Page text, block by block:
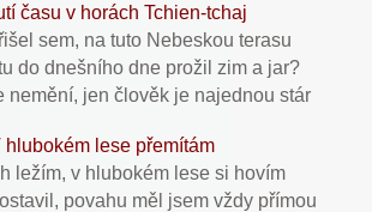
času v horách Tchien-tchaj
sem, na tuto Nebeskou terasu
do dnešního dne prožil zim a jar?
nemění, jen člověk je najednou stár
hlubokém lese přemítám
ležím, v hlubokém lese si hovím
povahu měl jsem vždy přímou